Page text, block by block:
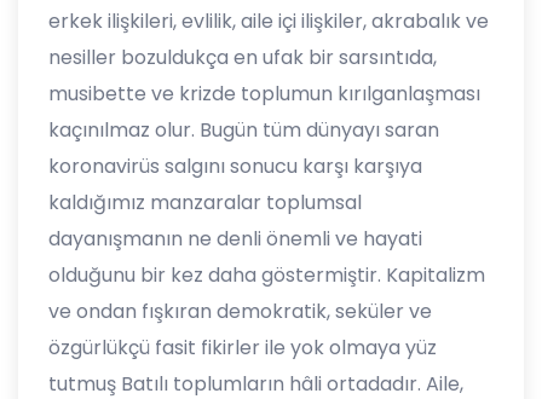
erkek ilişkileri, evlilik, aile içi ilişkiler, akrabalık ve
nesiller bozuldukça en ufak bir sarsıntıda,
musibette ve krizde toplumun kırılganlaşması
kaçınılmaz olur. Bugün tüm dünyayı saran
koronavirüs salgını sonucu karşı karşıya
kaldığımız manzaralar toplumsal
dayanışmanın ne denli önemli ve hayati
olduğunu bir kez daha göstermiştir. Kapitalizm
ve ondan fışkıran demokratik, seküler ve
özgürlükçü fasit fikirler ile yok olmaya yüz
tutmuş Batılı toplumların hâli ortadadır. Aile,